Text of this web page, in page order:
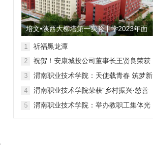
培文•陕西大柳塔第一实验中学2023年面
向全国招聘教师启事
1 祈福黑龙潭
2
祝贺！安康城投公司董事长王贤良荣获
3
渭南职业技术学院：天使载青春 筑梦新
4
渭南职业技术学院荣获“乡村振兴·慈善
5
渭南职业技术学院：举办教职工集体光